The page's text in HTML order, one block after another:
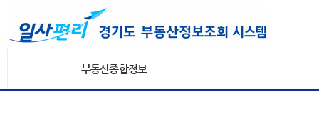
부동산종합정보